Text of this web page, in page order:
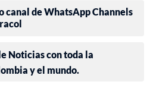
canal de WhatsApp Channels
Noticias con toda la
y el mundo.